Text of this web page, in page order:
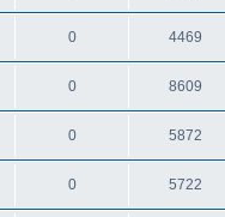
0 4469
0 8609
0 5872
0 5722